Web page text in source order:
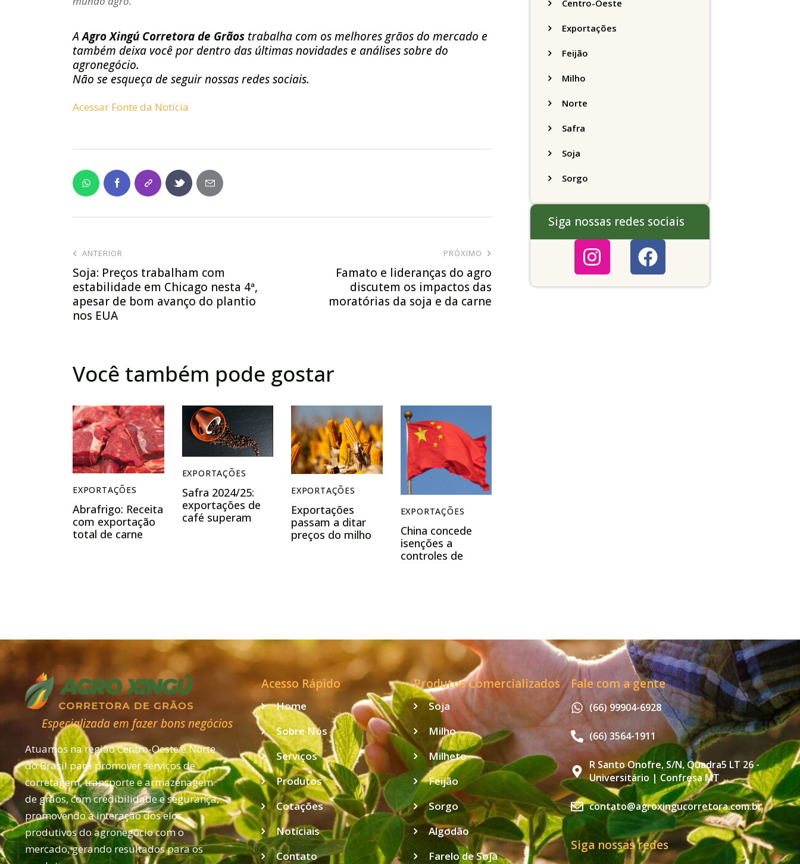
AAgro Xingú Corretora de Grãos trabalha com os melhores grãos do mercado e
também deixa você por dentro das últimas novidades e análises sobre do
agronegócio.
Não se esqueça de seguir nossas redes sociais.
Acessar Fonte da Notícia
ANTERIOR
Soja: Preços trabalham com
estabilidade em Chicago nesta 4ª,
apesar de bom avanço do plantio
nos EUA
PRÓXIMO
Famato e lideranças do agro
discutem os impactos das
moratórias da soja e da carne
Você também pode gostar
EXPORTAÇÕES
Abrafrigo: Receita
com exportação
total de carne
EXPORTAÇÕES
Safra 2024/25:
exportações de
café superam
EXPORTAÇÕES
Exportações
passam a ditar
preços do milho
EXPORTAÇÕES
China concede
isenções a
controles de
Centro-Oeste
Exportações
Feijão
Milho
Norte
Safra
Soja
Sorgo
Siga nossas redes sociais
Especializada em fazer bons negócios
Atuamos na região Centro-Oeste e Norte
do Brasil para promover serviços de
corretagem, transporte e armazenagem
de grãos, com credibilidade e segurança,
promovendo a interação dos elos
produtivos do agronegócio com o
mercado, gerando resultados para os
Acesso Rápido
Home
Sobre Nós
Serviços
Produtos
Cotações
Notíciais
Contato
Produtos Comercializados
Soja
Milho
Milheto
Feijão
Sorgo
Algodão
Farelo de Soja
Fale com a gente
(66) 99904-6928
(66) 3564-1911
R Santo Onofre, S/N, Quadra5 LT 26 -
Universitário | Confresa MT
contato@agroxingucorretora.com.br
Siga nossas redes